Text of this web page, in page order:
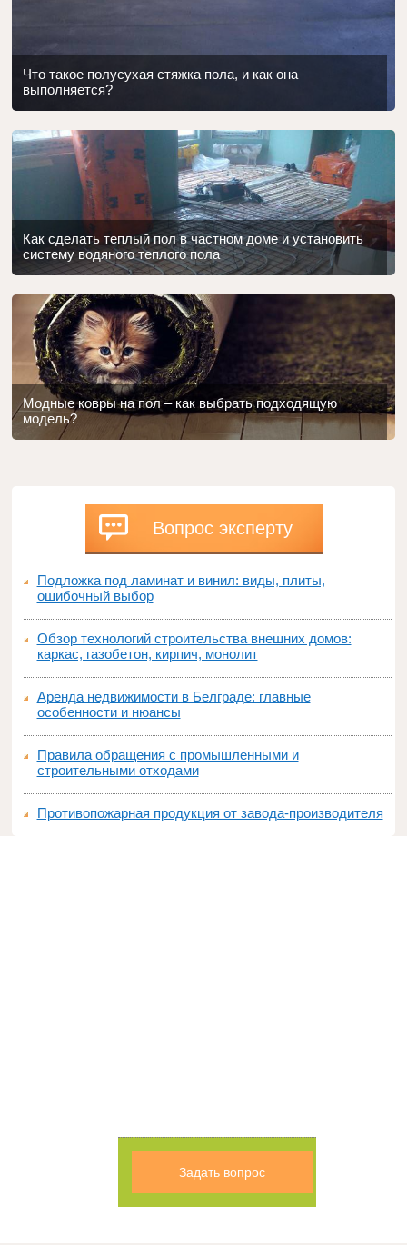
Что такое полусухая стяжка пола, и как она
выполняется?
Как сделать теплый пол в частном доме и установить
систему водяного теплого пола
Модные ковры на пол – как выбрать подходящую
модель?
Вопрос эксперту
Подложка под ламинат и винил: виды, плиты,
ошибочный выбор
Обзор технологий строительства внешних домов:
каркас, газобетон, кирпич, монолит
Аренда недвижимости в Белграде: главные
особенности и нюансы
Правила обращения с промышленными и
строительными отходами
Противопожарная продукция от завода-производителя
Задать вопрос